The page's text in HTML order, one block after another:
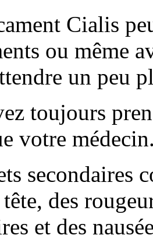
Cialis
ou même
un peu
toujours
votre
secondaires
des
et des